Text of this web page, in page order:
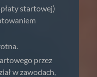
startowej)
przez
w zawodach,